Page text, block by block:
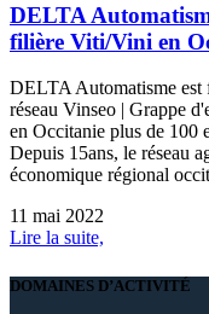
DELTA
filière Viti/Vini en
DELTA Automatisme est
réseau Vinseo | Grappe
en Occitanie plus de 100
Depuis 15ans, le réseau
économique régional
11 mai 2022
Lire la suite,
DOMAINES D’ACTIVITÉ